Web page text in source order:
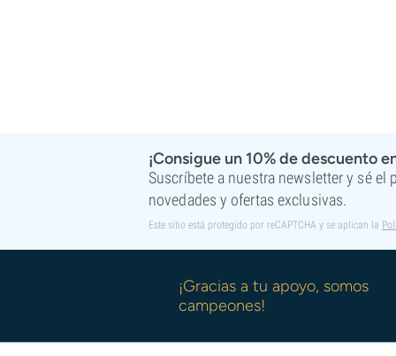
¡Consigue un 10% de descuento
Suscríbete a nuestra newsletter y sé el
novedades y ofertas exclusivas.
Este sitio está protegido por reCAPTCHA y se aplican la
¡Gracias a tu apoyo, somos
campeones!